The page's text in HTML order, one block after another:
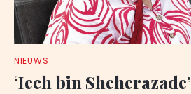
NIEUWS
‘Iech bin Sheherazade’